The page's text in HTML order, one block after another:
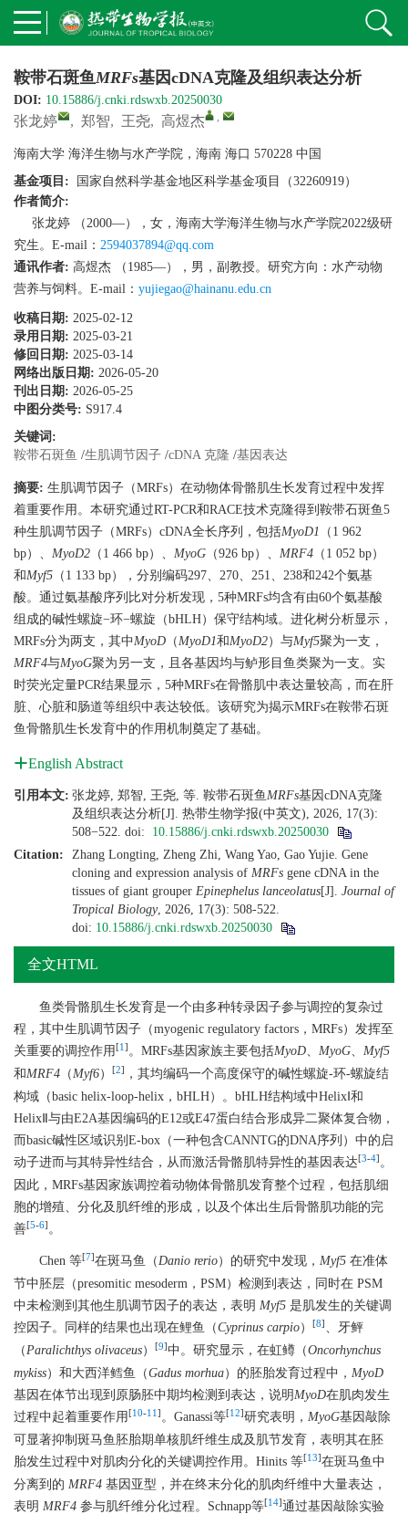
鞍带石斑鱼MRFs基因cDNA克隆及组织表达分析
DOI: 10.15886/j.cnki.rdswxb.20250030
张龙婷 , 郑智, 王尧, 高煜杰 ,
海南大学 海洋生物与水产学院，海南 海口 570228 中国
基金项目: 国家自然科学基金地区科学基金项目（32260919）
作者简介:
张龙婷 （2000—），女，海南大学海洋生物与水产学院2022级研
究生。E-mail： 2594037894@qq.com
通讯作者: 高煜杰 （1985—），男，副教授。研究方向：水产动物
营养与饲料。E-mail： yujiegao@hainanu.edu.cn
收稿日期: 2025-02-12
录用日期: 2025-03-21
修回日期: 2025-03-14
网络出版日期: 2026-05-20
刊出日期: 2026-05-25
中图分类号: S917.4
关键词:
鞍带石斑鱼 /生肌调节因子 /cDNA 克隆 /基因表达
摘要: 生肌调节因子（MRFs）在动物体骨骼肌生长发育过程中发挥
着重要作用。本研究通过RT-PCR和RACE技术克隆得到鞍带石斑鱼5
种生肌调节因子（MRFs）cDNA全长序列，包括MyoD1 （1 962
bp）、 MyoD2 （1 466 bp）、 MyoG （926 bp）、 MRF4 （1 052 bp）
和Myf5 （1 133 bp），分别编码297、270、251、238和242个氨基
酸。通过氨基酸序列比对分析发现，5种MRFs均含有由60个氨基酸
组成的碱性螺旋−环−螺旋（bHLH）保守结构域。进化树分析显示，
MRFs分为两支，其中MyoD （MyoD1和MyoD2）与Myf5聚为一支，
MRF4与MyoG聚为另一支，且各基因均与鲈形目鱼类聚为一支。实
时荧光定量PCR结果显示，5种MRFs在骨骼肌中表达量较高，而在肝
脏、心脏和肠道等组织中表达较低。该研究为揭示MRFs在鞍带石斑
鱼骨骼肌生长发育中的作用机制奠定了基础。
English Abstract
引用本文: 张龙婷, 郑智, 王尧, 等. 鞍带石斑鱼MRFs基因cDNA克隆
及组织表达分析[J]. 热带生物学报(中英文), 2026, 17(3):
508−522. doi: 10.15886/j.cnki.rdswxb.20250030
Citation:
Zhang Longting, Zheng Zhi, Wang Yao, Gao Yujie. Gene
cloning and expression analysis of MRFs gene cDNA in the
tissues of giant grouper Epinephelus lanceolatus[J]. Journal of
Tropical Biology, 2026, 17(3): 508-522.
doi: 10.15886/j.cnki.rdswxb.20250030
全文HTML
鱼类骨骼肌生长发育是一个由多种转录因子参与调控的复杂过
程，其中生肌调节因子（myogenic regulatory factors，MRFs）发挥至
关重要的调控作用 [1 ] 。MRFs基因家族主要包括MyoD、 MyoG、 Myf5
和MRF4 （Myf6） [2]
，其均编码一个高度保守的碱性螺旋-环-螺旋结
构域（basic helix-loop-helix，bHLH）。bHLH结构域中HelixⅠ和
HelixⅡ与由E2A基因编码的E12或E47蛋白结合形成异二聚体复合物，
而basic碱性区域识别E-box（一种包含CANNTG的DNA序列）中的启
动子进而与其特异性结合，从而激活骨骼肌特异性的基因表达[3-4] 。
因此，MRFs基因家族调控着动物体骨骼肌发育整个过程，包括肌细
胞的增殖、分化及肌纤维的形成，以及个体出生后骨骼肌功能的完
善[5-6] 。
Chen 等[7]在斑马鱼（Danio rerio）的研究中发现， Myf5 在准体
节中胚层（presomitic mesoderm，PSM）检测到表达，同时在 PSM
中未检测到其他生肌调节因子的表达，表明 Myf5 是肌发生的关键调
控因子。同样的结果也出现在鲤鱼（Cyprinus carpio） [8] 、牙鲆
（Paralichthys olivaceus） [9]中。研究显示，在虹鳟（Oncorhynchus
mykiss）和大西洋鳕鱼（Gadus morhua）的胚胎发育过程中， MyoD
基因在体节出现到原肠胚中期均检测到表达，说明MyoD在肌肉发生
过程中起着重要作用 [10-11 ] 。Ganassi等[12]研究表明， MyoG基因敲除
可显著抑制斑马鱼胚胎期单核肌纤维生成及肌节发育，表明其在胚
胎发生过程中对肌肉分化的关键调控作用。Hinits 等[13]在斑马鱼中
分离到的 MRF4 基因亚型，并在终末分化的肌肉纤维中大量表达，
表明 MRF4 参与肌纤维分化过程。Schnapp等[14]通过基因敲除实验